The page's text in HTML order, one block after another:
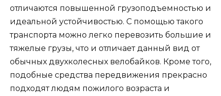
отличаются повышенной грузоподъемностью и
идеальной устойчивостью. С помощью такого
транспорта можно легко перевозить большие и
тяжелые грузы, что и отличает данный вид от
обычных двухколесных велобайков. Кроме того,
подобные средства передвижения прекрасно
подходят людям пожилого возраста и